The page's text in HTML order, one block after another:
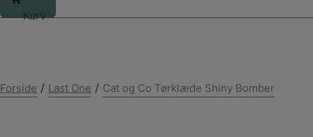
Kurv
Forside / Last One / Cat og Co Tørklæde Shiny Bomber